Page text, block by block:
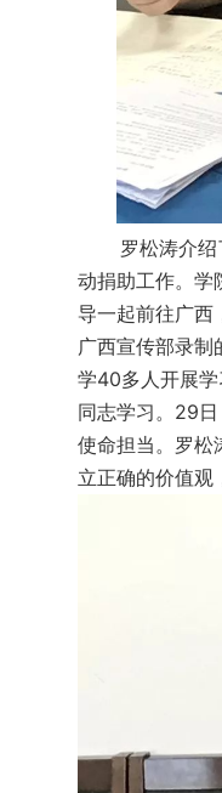
罗松涛介绍了
动捐助工作。学
导一起前往广西
广西宣传部录制
学40多人开展
同志学习。29
使命担当。罗松
立正确的价值观